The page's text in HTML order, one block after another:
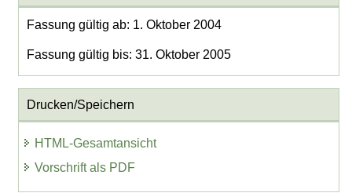
Fassung gültig ab: 1. Oktober 2004
Fassung gültig bis: 31. Oktober 2005
Drucken/Speichern
HTML-Gesamtansicht
Vorschrift als PDF